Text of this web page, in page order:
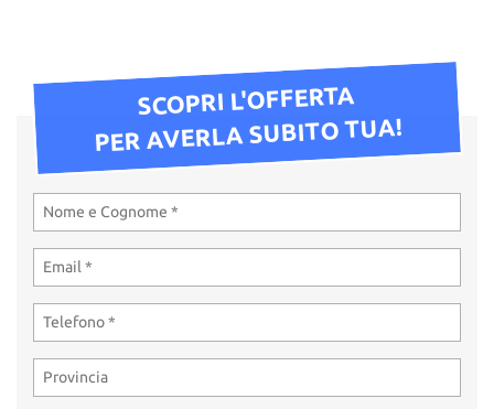
SCOPRI L'OFFERTA
PER AVERLA SUBITO TUA!